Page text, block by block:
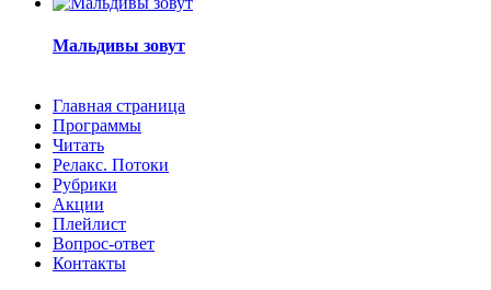
Мальдивы зовут
Главная страница
Программы
Читать
Релакс. Потоки
Рубрики
Акции
Плейлист
Вопрос-ответ
Контакты